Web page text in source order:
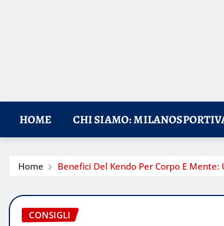
HOME CHI SIAMO:
Home Benefici Del Kendo Per Corpo E
CONSIGLI